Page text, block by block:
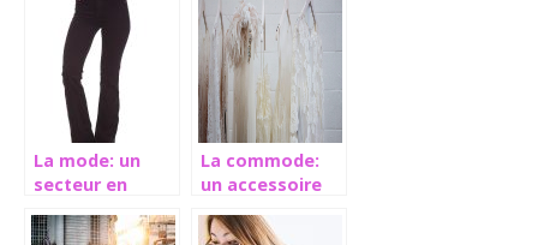
tremplin de
styles pour
toutes
personnes
mode
La mode: un
secteur en
changement
La commode:
un accessoire
rangement